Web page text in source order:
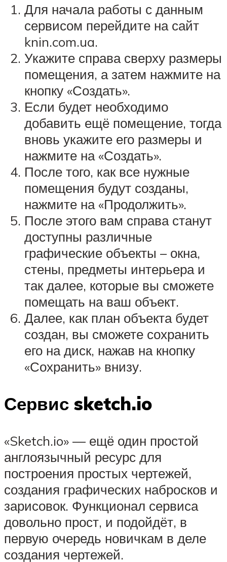
Для начала работы с данным
сервисом перейдите на сайт
knin.com.ua.
Укажите справа сверху размеры
помещения, а затем нажмите на
кнопку «Создать».
Если будет необходимо
добавить ещё помещение, тогда
вновь укажите его размеры и
нажмите на «Создать».
После того, как все нужные
помещения будут созданы,
нажмите на «Продолжить».
После этого вам справа станут
доступны различные
графические объекты – окна,
стены, предметы интерьера и
так далее, которые вы сможете
помещать на ваш объект.
Далее, как план объекта будет
создан, вы сможете сохранить
его на диск, нажав на кнопку
«Сохранить» внизу.
Сервис sketch.io
«Sketch.io» — ещё один простой
англоязычный ресурс для
построения простых чертежей,
создания графических набросков и
зарисовок. Функционал сервиса
довольно прост, и подойдёт, в
первую очередь новичкам в деле
создания чертежей.